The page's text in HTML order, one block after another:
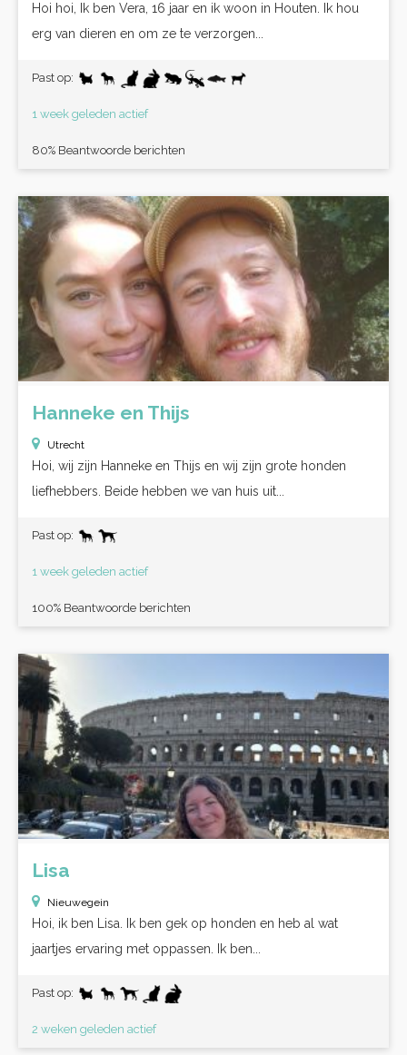
Hoi hoi, Ik ben Vera, 16 jaar en ik woon in Houten. Ik hou
erg van dieren en om ze te verzorgen...
Past op:
1 week geleden actief
80% Beantwoorde berichten
Hanneke en Thijs
Utrecht
Hoi, wij zijn Hanneke en Thijs en wij zijn grote honden
liefhebbers. Beide hebben we van huis uit...
Past op:
1 week geleden actief
100% Beantwoorde berichten
Lisa
Nieuwegein
Hoi, ik ben Lisa. Ik ben gek op honden en heb al wat
jaartjes ervaring met oppassen. Ik ben...
Past op:
2 weken geleden actief